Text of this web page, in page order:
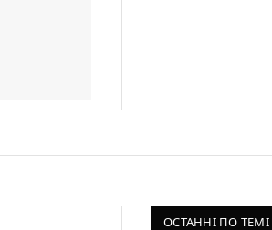
ОСТАННІ ПО ТЕМІ